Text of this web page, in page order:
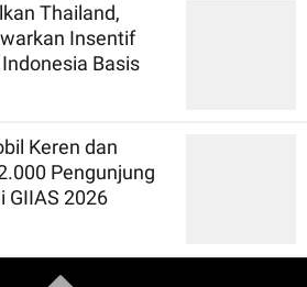
Thailand,
Insentif
Basis
Keren dan
Pengunjung
GIIAS 2026